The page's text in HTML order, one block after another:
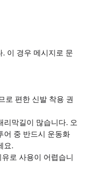
이 경우 메시지로 문
로 편한 신발 착용 권
리막길이 많습니다. 오
어 중 반드시 운동화
요.
로 사용이 어렵습니